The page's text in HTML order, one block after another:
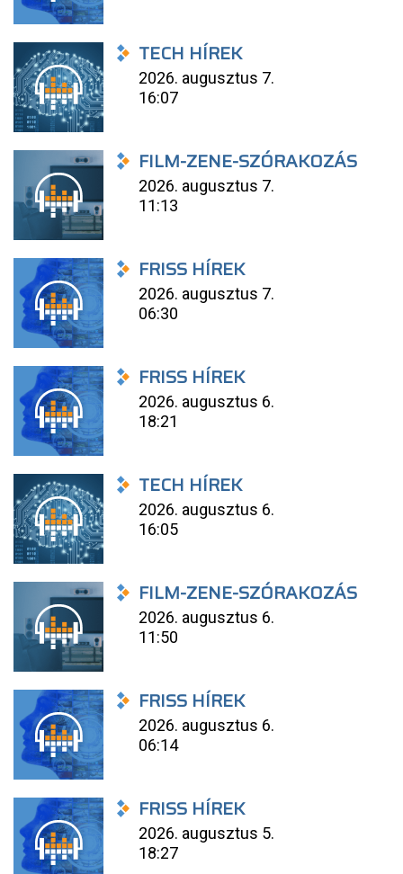
TECH HÍREK
2026. augusztus 7.
16:07
FILM-ZENE-SZÓRAKOZÁS
2026. augusztus 7.
11:13
FRISS HÍREK
2026. augusztus 7.
06:30
FRISS HÍREK
2026. augusztus 6.
18:21
TECH HÍREK
2026. augusztus 6.
16:05
FILM-ZENE-SZÓRAKOZÁS
2026. augusztus 6.
11:50
FRISS HÍREK
2026. augusztus 6.
06:14
FRISS HÍREK
2026. augusztus 5.
18:27